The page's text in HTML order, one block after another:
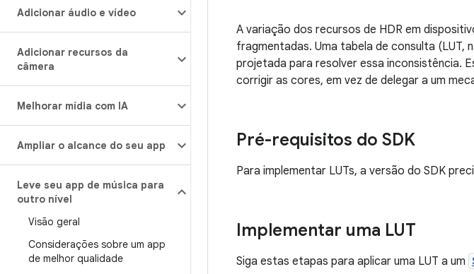
Adicionar áudio e vídeo
Adicionar recursos da
câmera
Melhorar mídia com IA
Ampliar o alcance do seu app
Leve seu app de música para
outro nível
Visão geral
Considerações sobre um app
de melhor qualidade
A variação dos recursos de HDR em
fragmentadas. Uma tabela de consulta (LUT,
projetada para resolver essa inconsistência.
corrigir as cores, em vez de delegar a um
Pré-requisitos do SDK
Para implementar LUTs, a versão do SDK
Implementar uma LUT
Siga estas etapas para aplicar uma LUT a um